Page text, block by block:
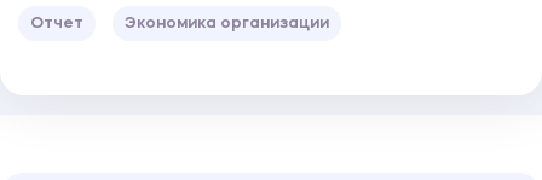
Отчет Экономика организации